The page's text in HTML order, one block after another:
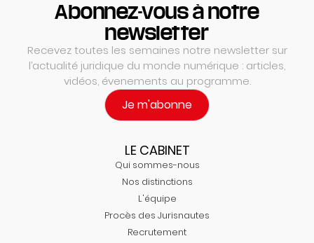
Abonnez-vous à notre
newsletter
Recevez toutes les semaines notre newsletter sur
l’actualité juridique du monde numérique : articles,
vidéos, évenements au programme.
Je m'abonne
LE CABINET
Qui sommes-nous
Nos distinctions
L'équipe
Procès des Jurisnautes
Recrutement